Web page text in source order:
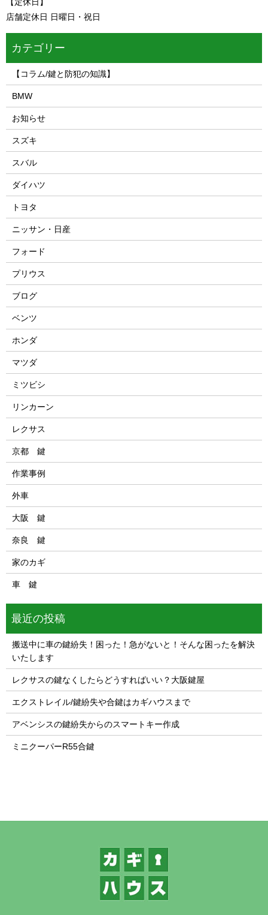
店舗定休日 日曜日・祝日
カテゴリー
【コラム/鍵と防犯の知識】
BMW
お知らせ
スズキ
スバル
ダイハツ
トヨタ
ニッサン・日産
フォード
プリウス
ブログ
ベンツ
ホンダ
マツダ
ミツビシ
リンカーン
レクサス
京都 鍵
作業事例
外車
大阪 鍵
奈良 鍵
家のカギ
車 鍵
最近の投稿
搬送中に車の鍵紛失！困った！急がないと！そんな困ったを解決
いたします
レクサスの鍵なくしたらどうすればいい？大阪鍵屋
エクストレイル/鍵紛失や合鍵はカギハウスまで
アベンシスの鍵紛失からのスマートキー作成
ミニクーパーR55合鍵